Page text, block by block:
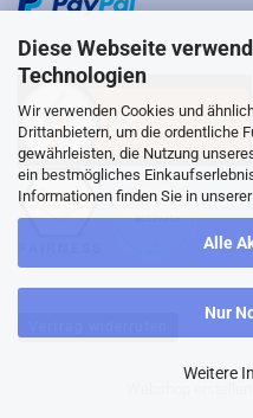
Diese Webseite
Technologien
Wir verwenden Cookies und
Drittanbietern, um die ordentliche
gewährleisten, die Nutzung
ein bestmögliches
Informationen finden Sie in unserer
Alle
Nur
Weitere